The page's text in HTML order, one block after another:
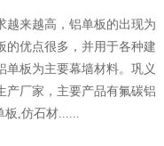
越来越高，铝单板的出现为
的优点很多，并用于各种建
单板为主要幕墙材料。巩义
产厂家，主要产品有氟碳铝
板,仿石材......